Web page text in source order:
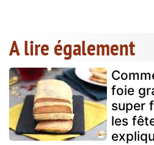
A lire également
foie
super
les